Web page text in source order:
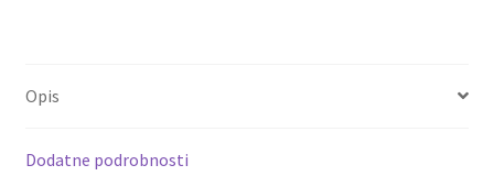
količina
k
Opis
Dodatne podrobnosti